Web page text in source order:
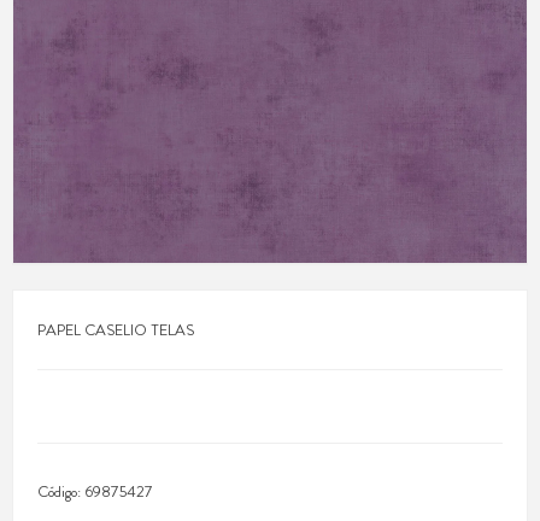
PAPEL CASELIO TELAS
Código: 69875427